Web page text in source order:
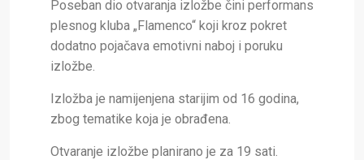
Poseban dio otvaranja izložbe čini performans
plesnog kluba „Flamenco“ koji kroz pokret
dodatno pojačava emotivni naboj i poruku
izložbe.
Izložba je namijenjena starijim od 16 godina,
zbog tematike koja je obrađena.
Otvaranje izložbe planirano je za 19 sati.